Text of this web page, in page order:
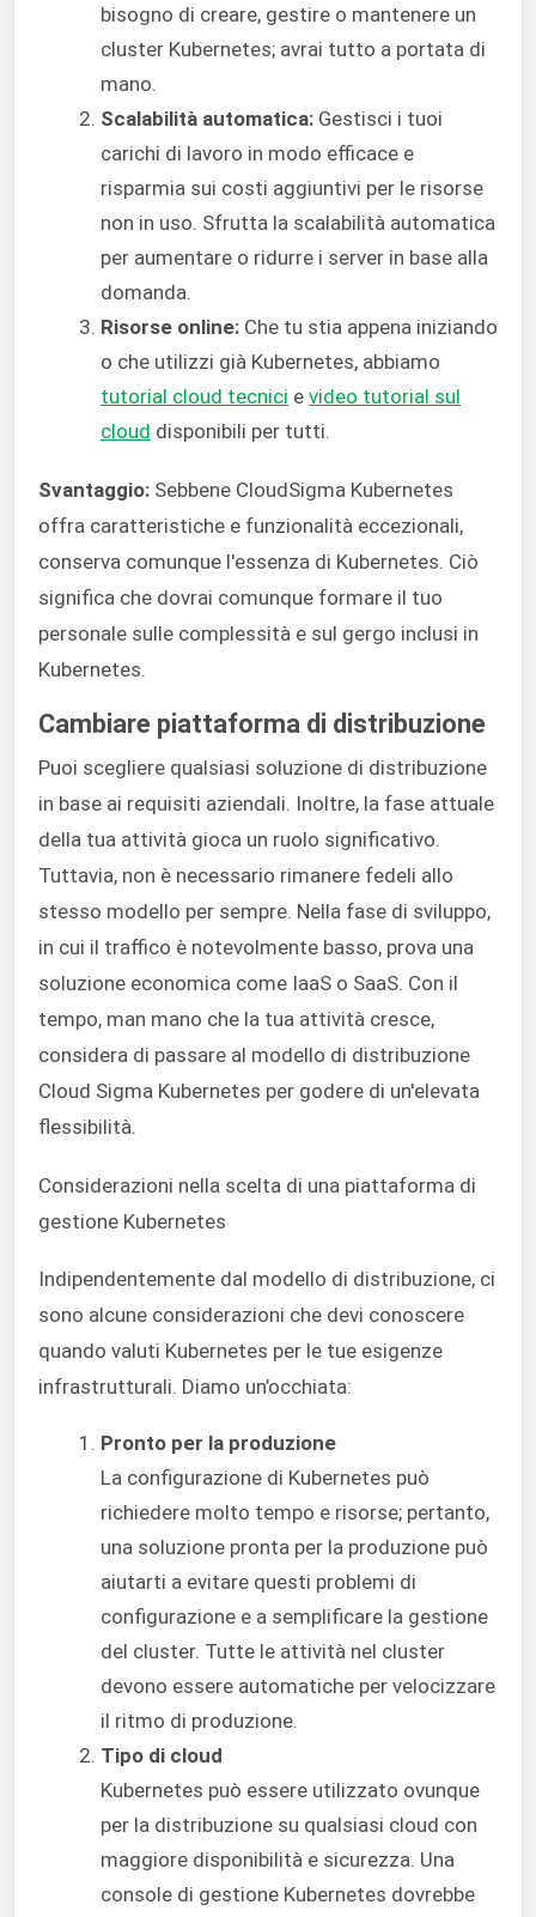
bisogno di creare, gestire o mantenere un
cluster Kubernetes; avrai tutto a portata di
mano.
Scalabilità automatica: Gestisci i tuoi
carichi di lavoro in modo efficace e
risparmia sui costi aggiuntivi per le risorse
non in uso. Sfrutta la scalabilità automatica
per aumentare o ridurre i server in base alla
domanda.
Risorse online: Che tu stia appena iniziando
o che utilizzi già Kubernetes, abbiamo
tutorial cloud tecnici e video tutorial sul
cloud disponibili per tutti.
Svantaggio: Sebbene CloudSigma Kubernetes
offra caratteristiche e funzionalità eccezionali,
conserva comunque l'essenza di Kubernetes. Ciò
significa che dovrai comunque formare il tuo
personale sulle complessità e sul gergo inclusi in
Kubernetes.
Cambiare piattaforma di distribuzione
Puoi scegliere qualsiasi soluzione di distribuzione
in base ai requisiti aziendali. Inoltre, la fase attuale
della tua attività gioca un ruolo significativo.
Tuttavia, non è necessario rimanere fedeli allo
stesso modello per sempre. Nella fase di sviluppo,
in cui il traffico è notevolmente basso, prova una
soluzione economica come IaaS o SaaS. Con il
tempo, man mano che la tua attività cresce,
considera di passare al modello di distribuzione
Cloud Sigma Kubernetes per godere di un'elevata
flessibilità.
Considerazioni nella scelta di una piattaforma di
gestione Kubernetes
Indipendentemente dal modello di distribuzione, ci
sono alcune considerazioni che devi conoscere
quando valuti Kubernetes per le tue esigenze
infrastrutturali. Diamo un’occhiata:
Pronto per la produzione
La configurazione di Kubernetes può
richiedere molto tempo e risorse; pertanto,
una soluzione pronta per la produzione può
aiutarti a evitare questi problemi di
configurazione e a semplificare la gestione
del cluster. Tutte le attività nel cluster
devono essere automatiche per velocizzare
il ritmo di produzione.
Tipo di cloud
Kubernetes può essere utilizzato ovunque
per la distribuzione su qualsiasi cloud con
maggiore disponibilità e sicurezza. Una
console di gestione Kubernetes dovrebbe